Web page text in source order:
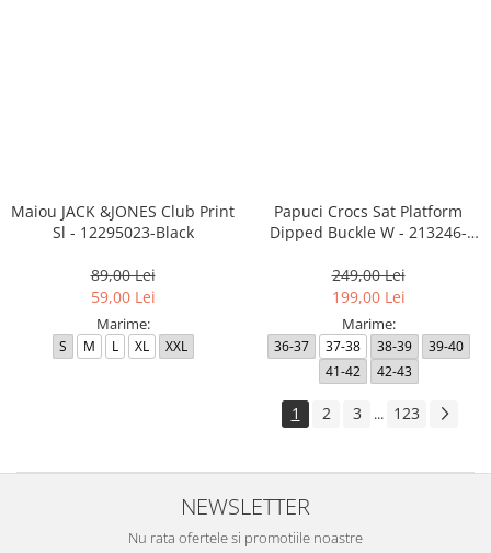
Maiou JACK &JONES Club Print
Sl - 12295023-Black
89,00 Lei
59,00 Lei
Marime:
S M L XL XXL
Papuci Crocs Sat Platform
Dipped Buckle W - 213246-
249,00 Lei
199,00 Lei
Marime:
36-37 37-38 38-39
39-40
41-42
42-43
1 2 3 ... 123
NEWSLETTER
Nu rata ofertele si promotiile noastre